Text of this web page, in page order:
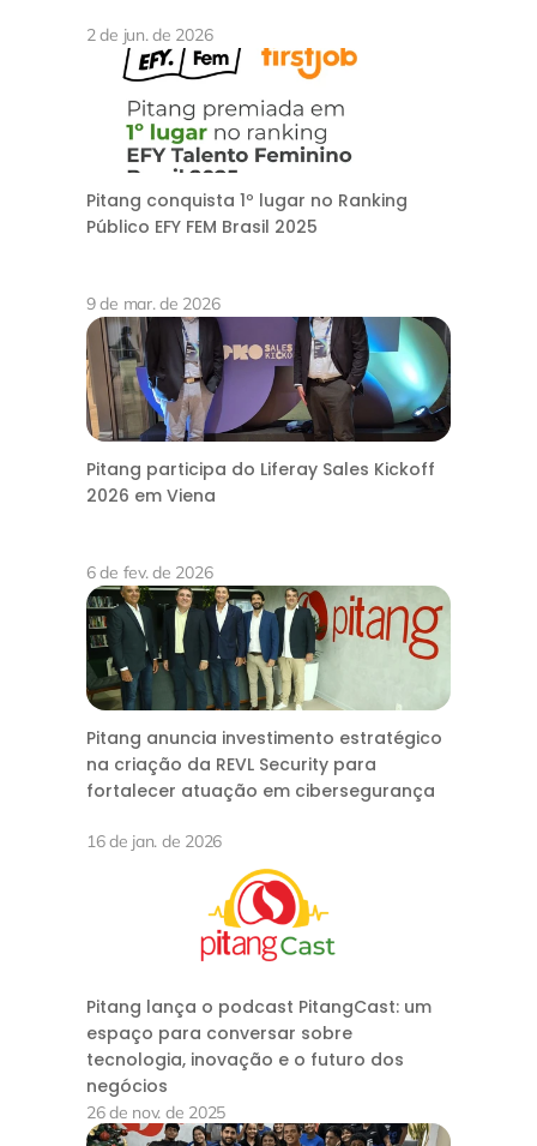
2 de jun. de 2026
Pitang conquista 1º lugar no Ranking
Público EFY FEM Brasil 2025
9 de mar. de 2026
Pitang participa do Liferay Sales Kickoff
2026 em Viena
6 de fev. de 2026
Pitang anuncia investimento estratégico
na criação da REVL Security para
fortalecer atuação em cibersegurança
16 de jan. de 2026
Pitang lança o podcast PitangCast: um
espaço para conversar sobre
tecnologia, inovação e o futuro dos
negócios
26 de nov. de 2025